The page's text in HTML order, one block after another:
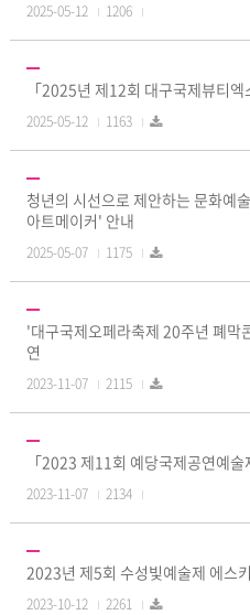
2025-05-12 1206
「2025년 제12회 대구국제뷰티
2025-05-12 1163
청년의 시선으로 제안하는 문화예
아트메이커' 안내
2025-05-07 1175
'대구국제오페라축제 20주년 폐막
연
2023-11-07 2115
「2023 제11회 예당국제공연예술
2023-11-07 2134
2023년 제5회 수성빛예술제 에스
2023-10-12 2261